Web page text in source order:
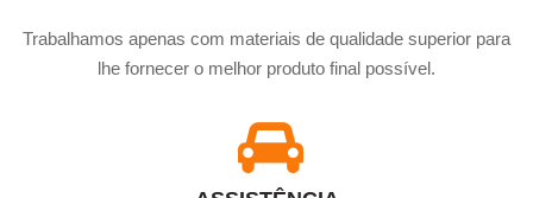
Trabalhamos apenas com materiais de qualidade superior para
lhe fornecer o melhor produto final possível.